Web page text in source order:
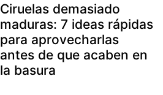
Ciruelas demasiado
maduras: 7 ideas rápidas
para aprovecharlas
antes de que acaben en
la basura